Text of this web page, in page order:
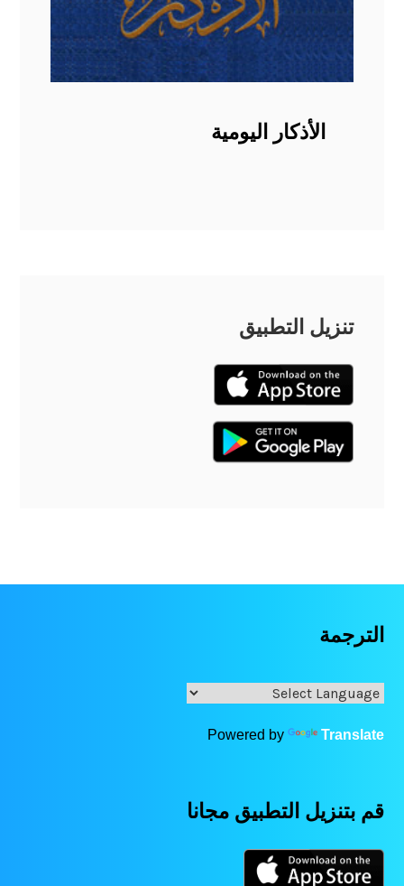
الأذكار اليومية
تنزيل التطبيق
الترجمة
Powered by Translate
قم بتنزيل التطبيق مجانا